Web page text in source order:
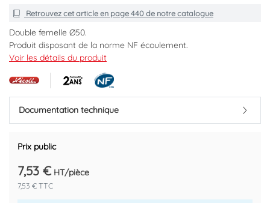
Retrouvez cet article en page 440de notre catalogue
Double femelle Ø50.
Produit disposant de la norme NF écoulement.
Référence fournisseur : UBJ188
Code EAN : 3309030514004
Voir les détails du produit
Documentation technique
Prix public
7,53 € HT/pièce
7,53 € TTC